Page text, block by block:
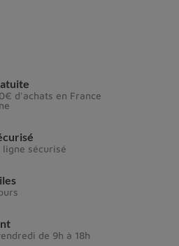
d'achats en France
sécurisé
de 9h à 18h